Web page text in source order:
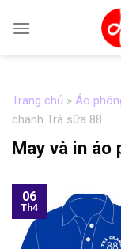
Trang chủ » Áo
chanh Trà sữa 88
May và in áo
06
Th4